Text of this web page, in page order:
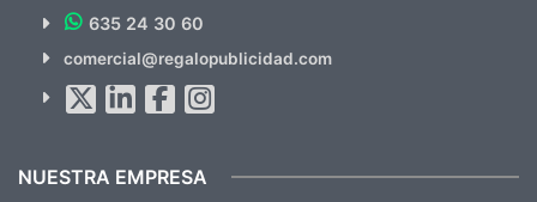
hacemos Spam)
635 24 30 60
comercial@regalopublicidad.com
NUESTRA EMPRESA